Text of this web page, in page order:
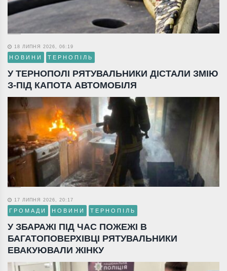
18 ЛИПНЯ 2026, 06:19
НОВИНИ ТЕРНОПІЛЬ
У ТЕРНОПОЛІ РЯТУВАЛЬНИКИ ДІСТАЛИ ЗМІЮ
З-ПІД КАПОТА АВТОМОБІЛЯ
17 ЛИПНЯ 2026, 20:17
ГРОМАДИ НОВИНИ ТЕРНОПІЛЬ
У ЗБАРАЖІ ПІД ЧАС ПОЖЕЖІ В
БАГАТОПОВЕРХІВЦІ РЯТУВАЛЬНИКИ
ЕВАКУЮВАЛИ ЖІНКУ